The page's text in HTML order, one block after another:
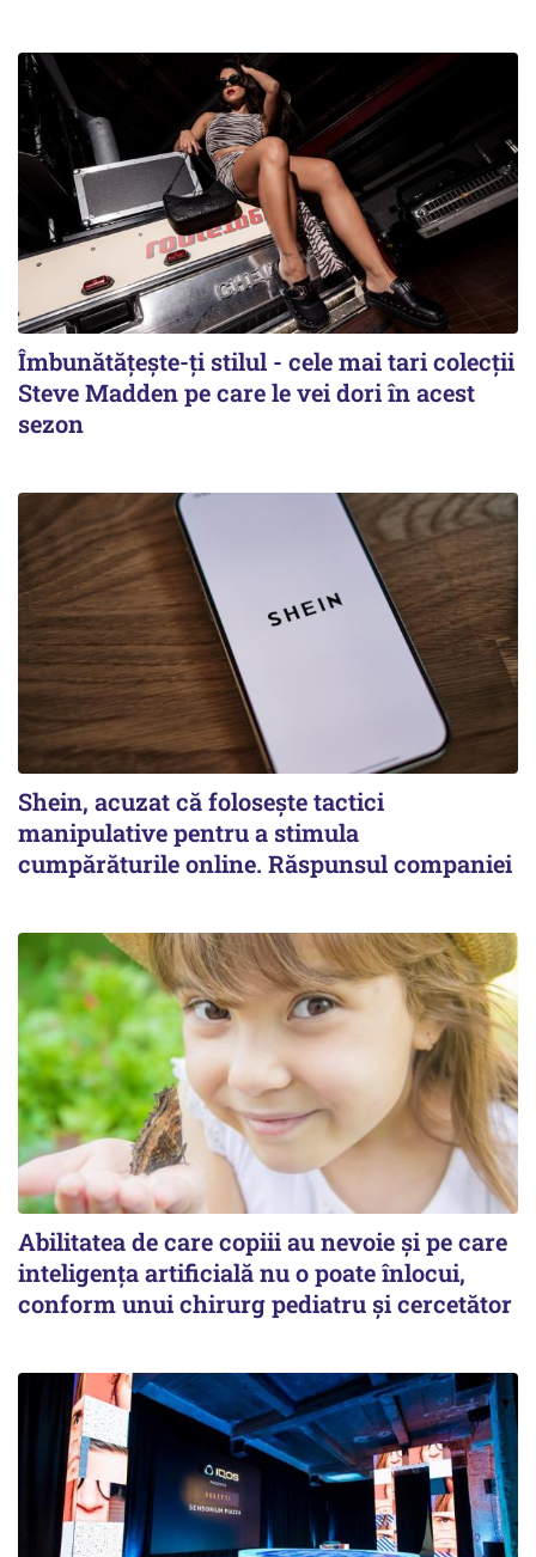
Îmbunătățește-ți stilul - cele mai tari colecții
Steve Madden pe care le vei dori în acest
sezon
Shein, acuzat că folosește tactici
manipulative pentru a stimula
cumpărăturile online. Răspunsul companiei
Abilitatea de care copiii au nevoie și pe care
inteligența artificială nu o poate înlocui,
conform unui chirurg pediatru și cercetător